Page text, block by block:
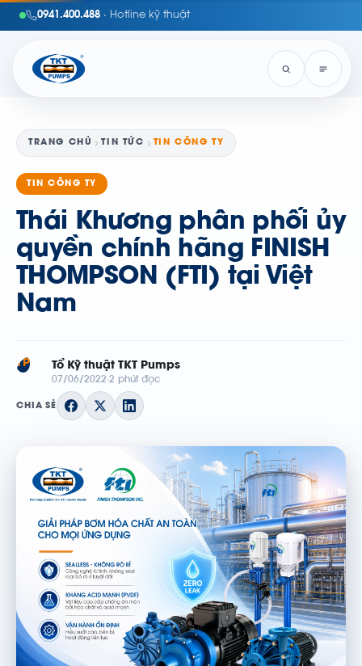
0941.400.488 · Hotline kỹ thuật
TRANG CHỦ TIN TỨC TIN CÔNG TY
TIN CÔNG TY
Thái Khương phân phối ủy
quyền chính hãng FINISH
THOMPSON (FTI) tại Việt
Nam
TP Tổ Kỹ thuật TKT Pumps
07/06/2022 2 phút đọc
CHIA SẺ